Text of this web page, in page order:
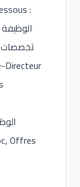
:
تخصصات